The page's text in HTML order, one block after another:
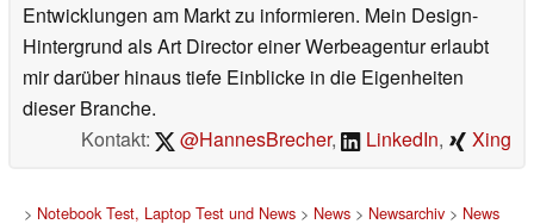
Entwicklungen am Markt zu informieren. Mein Design-
Hintergrund als Art Director einer Werbeagentur erlaubt
mir darüber hinaus tiefe Einblicke in die Eigenheiten
dieser Branche.
Kontakt:
@HannesBrecher, LinkedIn, Xing
> Notebook Test, Laptop Test und News> News> Newsarchiv> News